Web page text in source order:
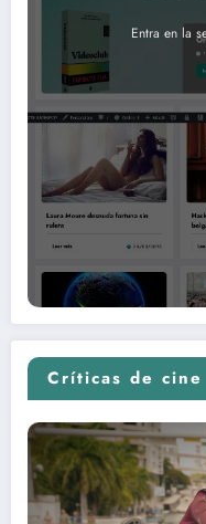
Entra en la
Críticas de cine